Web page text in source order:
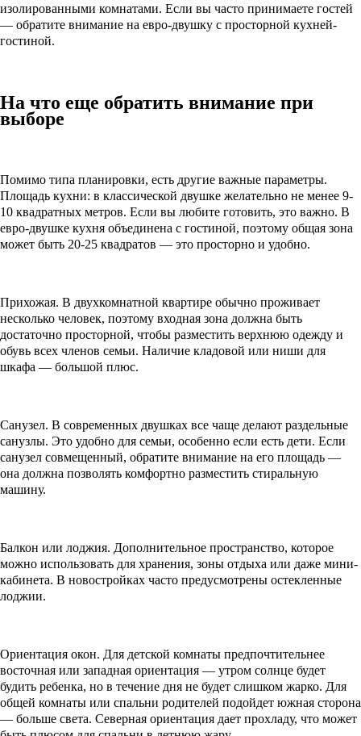
изолированными комнатами. Если вы часто принимаете гостей
— обратите внимание на евро-двушку с просторной кухней-
гостиной.
На что еще обратить внимание при
выборе
Помимо типа планировки, есть другие важные параметры.
Площадь кухни: в классической двушке желательно не менее 9-
10 квадратных метров. Если вы любите готовить, это важно. В
евро-двушке кухня объединена с гостиной, поэтому общая зона
может быть 20-25 квадратов — это просторно и удобно.
Прихожая. В двухкомнатной квартире обычно проживает
несколько человек, поэтому входная зона должна быть
достаточно просторной, чтобы разместить верхнюю одежду и
обувь всех членов семьи. Наличие кладовой или ниши для
шкафа — большой плюс.
Санузел. В современных двушках все чаще делают раздельные
санузлы. Это удобно для семьи, особенно если есть дети. Если
санузел совмещенный, обратите внимание на его площадь —
она должна позволять комфортно разместить стиральную
машину.
Балкон или лоджия. Дополнительное пространство, которое
можно использовать для хранения, зоны отдыха или даже мини-
кабинета. В новостройках часто предусмотрены остекленные
лоджии.
Ориентация окон. Для детской комнаты предпочтительнее
восточная или западная ориентация — утром солнце будет
будить ребенка, но в течение дня не будет слишком жарко. Для
общей комнаты или спальни родителей подойдет южная сторона
— больше света. Северная ориентация дает прохладу, что может